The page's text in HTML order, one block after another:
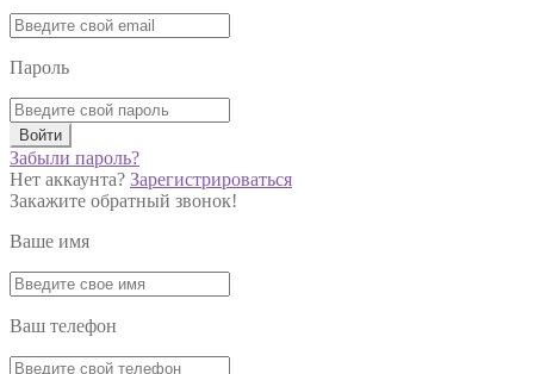
Пароль
Войти
Забыли пароль?
Нет аккаунта? Зарегистрироваться
Закажите обратный звонок!
Ваше имя
Ваш телефон